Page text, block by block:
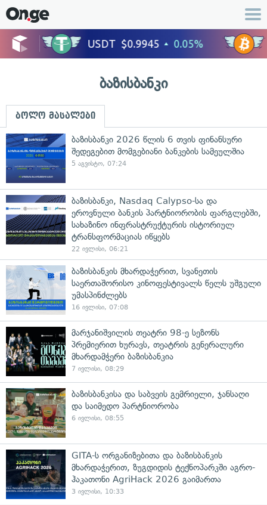
ბაზისბანკი
ბოლო მასალები
ბაზისბანკი 2026 წლის 6 თვის ფინანსური
შედეგებით მომგებიანი ბანკების სამეულშია
5 აგვისტო, 07:24
ბაზისბანკი, Nasdaq Calypso-სა და
ეროვნული ბანკის პარტნიორობის ფარგლებში,
სახაზინო ინფრასტრუქტურის ისტორიულ
ტრანსფორმაციას იწყებს
22 ივლისი, 06:21
ბაზისბანკის მხარდაჭერით, სვანეთის
საერთაშორისო კინოფესტივალს წელს უშგული
უმასპინძლებს
16 ივლისი, 07:08
მარჯანიშვილის თეატრი 98-ე სეზონს
პრემიერით ხურავს, თეატრის გენერალური
მხარდამჭერი ბაზისბანკია
7 ივლისი, 08:29
ბაზისბანკისა და საბვეის გემრიელი, ჯანსაღი
და საიმედო პარტნიორობა
6 ივლისი, 08:55
GITA-ს ორგანიზებითა და ბაზისბანკის
მხარდაჭერით, ზუგდიდის ტექნოპარკში აგრო-
ჰაკათონი AgriHack 2026 გაიმართა
3 ივლისი, 10:33